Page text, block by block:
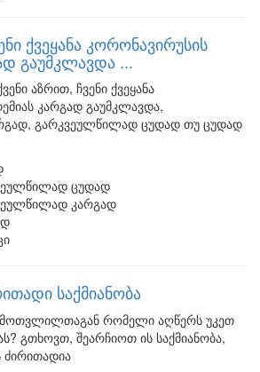
ქვეყანა კორონავირუსის
გაუმკლავდა ...
აზრით, ჩვენი ქვეყანა
კარგად გაუმკლავდა,
გარკვეულწილად ცუდად თუ ცუდად
ცუდად
კარგად
საქმიანობა
რომელი აღწერს უკეთ
გთხოვთ, შეარჩიოთ ის საქმიანობა,